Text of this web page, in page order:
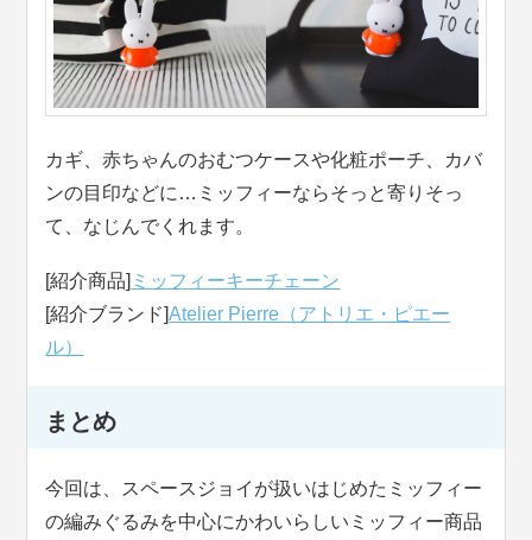
カギ、赤ちゃんのおむつケースや化粧ポーチ、カバ
ンの目印などに…ミッフィーならそっと寄りそっ
て、なじんでくれます。
[紹介商品] ミッフィーキーチェーン
[紹介ブランド]Atelier Pierre（アトリエ・ピエー
ル）
まとめ
今回は、スペースジョイが扱いはじめたミッフィー
の編みぐるみを中心にかわいらしいミッフィー商品